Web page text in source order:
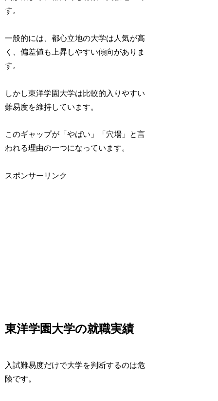
す。
一般的には、都心立地の大学は人気が高
く、偏差値も上昇しやすい傾向がありま
す。
しかし東洋学園大学は比較的入りやすい
難易度を維持しています。
このギャップが「やばい」「穴場」と言
われる理由の一つになっています。
スポンサーリンク
東洋学園大学の就職実績
入試難易度だけで大学を判断するのは危
険です。